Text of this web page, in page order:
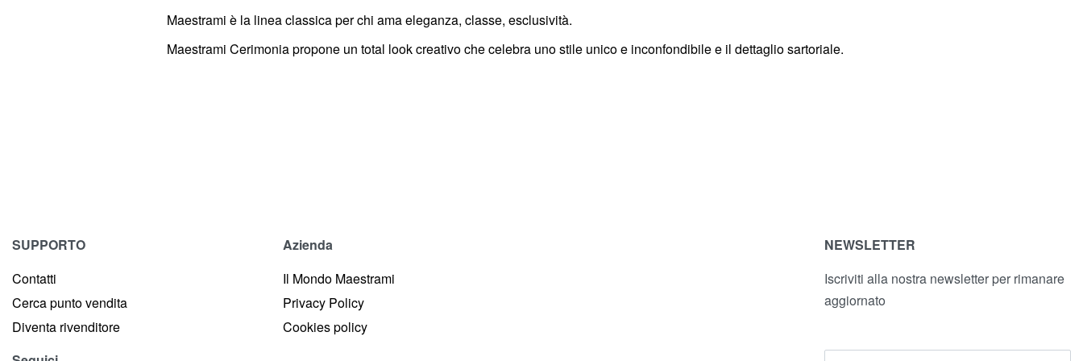
Maestrami è la linea classica per chi ama eleganza, classe, esclusività.
Maestrami Cerimonia propone un total look creativo che celebra uno stile unico e inconfondibile e il dettaglio sartoriale.
SUPPORTO
Contatti
Cerca punto vendita
Diventa rivenditore
Azienda
Il Mondo Maestrami
Privacy Policy
Cookies policy
NEWSLETTER
Iscriviti alla nostra newsletter per rimanare
aggiornato